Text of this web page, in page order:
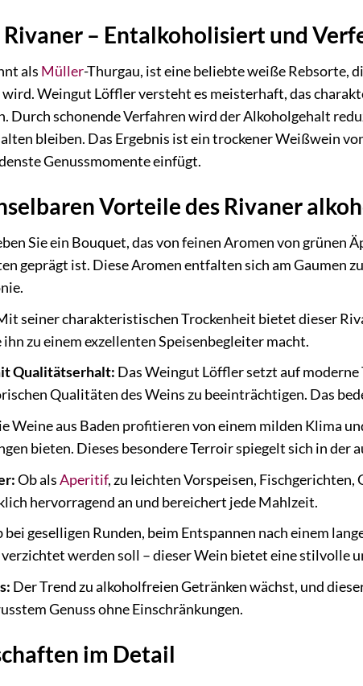
Rivaner – Entalkoholisiert und
als Müller-Thurgau, ist eine beliebte weiße Rebsorte,
Weingut Löffler versteht es meisterhaft, das
Durch schonende Verfahren wird der Alkoholgehalt
bleiben. Das Ergebnis ist ein trockener Weißwein
Genussmomente einfügt.
Vorteile des Rivaner
Sie ein Bouquet, das von feinen Aromen von grünen
geprägt ist. Diese Aromen entfalten sich am Gaumen
seiner charakteristischen Trockenheit bietet dieser
ihn zu einem exzellenten Speisenbegleiter macht.
Qualitätserhalt: Das Weingut Löffler setzt auf
Qualitäten des Weins zu beeinträchtigen. Das
Weine aus Baden profitieren von einem milden Klima
bieten. Dieses besondere Terroir spiegelt sich in der
Ob alsAperitif, zu leichten Vorspeisen,
hervorragend an und bereichert jede Mahlzeit.
bei geselligen Runden, beim Entspannen nach einem
werden soll – dieser Wein bietet eine stilvolle
Der Trend zu alkoholfreien Getränken wächst, und
Genuss ohne Einschränkungen.
im Detail